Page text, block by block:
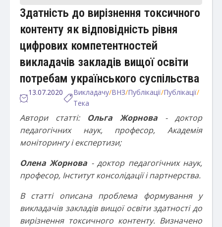
Здатність до вирізнення токсичного
контенту як відповідність рівня
цифрових компетентностей
викладачів закладів вищої освіти
потребам українського суспільства
13.07.2020 Викладачу/ВНЗ/Публікації/Публікації/
Тека
Автори статті: Ольга Жорнова - доктор
педагогічних наук, професор, Академія
моніторингу і експертизи;
Олена Жорнова - доктор педагогічних наук,
професор, Інститут консолідації і партнерства.
В статті описана проблема формування у
викладачів закладів вищої освіти здатності до
вирізнення токсичного контенту. Визначено